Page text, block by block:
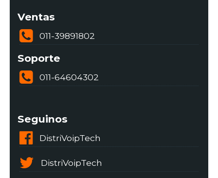
Ventas
011-39891802
Soporte
011-64604302
Seguinos
DistriVoipTech
DistriVoipTech